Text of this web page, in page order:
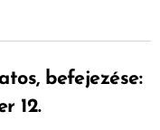
befejezése:
12.